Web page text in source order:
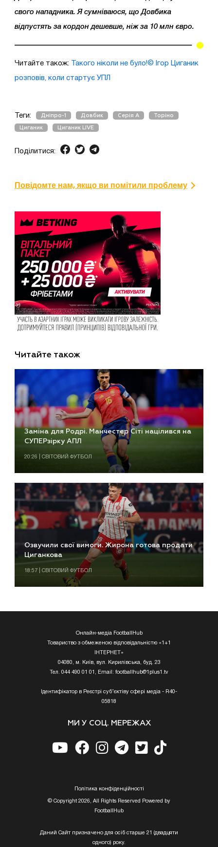
свого нападника. Я сумніваюся, що Довбика
відпустять за кордон дешевше, ніж за 10 млн євро.
Читайте також: Такого ніколи не було!© Ігор Циганик
розповів, коли стартує УПЛ
Теги: Дніпро-1 Довбик Серія А Торіно
Циганик Циганик LIVE
Поділитися:
Повідомте нам, якщо ви помітили проблему
Читайте також
Заміна для Родрі. Манчестер Сіті націлився на
СУПЕРзірку АПЛ
20:26 | СВІТОВИЙ ФУТБОЛ
Озвучили свої вимоги. Жирона готова продати
Циганкова
18:57 | СВІТОВИЙ ФУТБОЛ
Онлайн-медіа FootballHub
Товариство з обмеженою відповідальністю «1+1
ІНТЕРНЕТ»
04080, м. Київ, вул. Кирилівська, буд. 23
Тел. 044 490 01 01, Email: footballhub@1plus1.tv
Ідентифікатор в Реєстрі суб’єктіву сфері медіа - R40-
05818
МИ У СОЦ. МЕРЕЖАХ
Полiтика конфiденцiйностi
© Copyright 2026, All Rights Reserved Powered by
FootballHub
Даний Сайт призначено для осіб старше 21 (двадцяти
одного) року.